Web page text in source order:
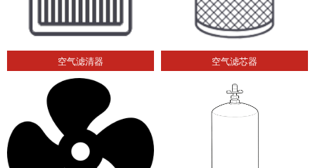
空气滤清器 空气滤芯器